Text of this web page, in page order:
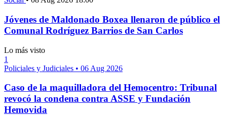
Jóvenes de Maldonado Boxea llenaron de público el
Comunal Rodríguez Barrios de San Carlos
Lo más visto
1
Policiales y Judiciales • 06 Aug 2026
Caso de la maquilladora del Hemocentro: Tribunal
revocó la condena contra ASSE y Fundación
Hemovida